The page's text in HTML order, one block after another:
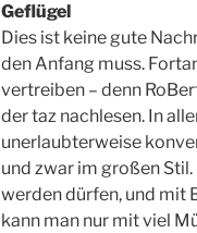
Geflügel
Dies ist keine gute
den Anfang muss.
vertreiben – denn
der taz nachlesen. In
unerlaubterweise
und zwar im großen
werden dürfen, und mit
kann man nur mit viel